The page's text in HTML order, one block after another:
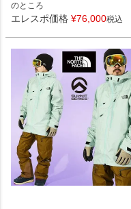
のところ
エレスポ価格 ¥76,000税込